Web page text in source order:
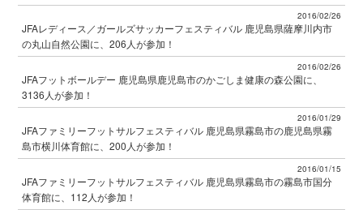
2016/02/26
JFAレディース／ガールズサッカーフェスティバル 鹿児島県薩摩川内市
の丸山自然公園に、206人が参加！
2016/02/26
JFAフットボールデー 鹿児島県鹿児島市のかごしま健康の森公園に、
3136人が参加！
2016/01/29
JFAファミリーフットサルフェスティバル 鹿児島県霧島市の鹿児島県霧
島市横川体育館に、200人が参加！
2016/01/15
JFAファミリーフットサルフェスティバル 鹿児島県霧島市の霧島市国分
体育館に、112人が参加！